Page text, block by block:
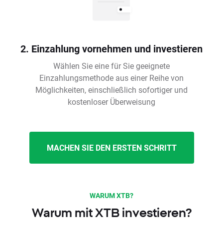
2. Einzahlung vornehmen und investieren
Wählen Sie eine für Sie geeignete
Einzahlungsmethode aus einer Reihe von
Möglichkeiten, einschließlich sofortiger und
kostenloser Überweisung
MACHEN SIE DEN ERSTEN SCHRITT
WARUM XTB?
Warum mit XTB investieren?